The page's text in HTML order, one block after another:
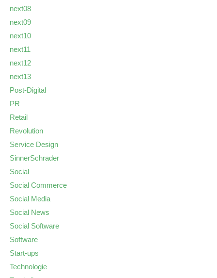
next08
next09
next10
next11
next12
next13
Post-Digital
PR
Retail
Revolution
Service Design
SinnerSchrader
Social
Social Commerce
Social Media
Social News
Social Software
Software
Start-ups
Technologie